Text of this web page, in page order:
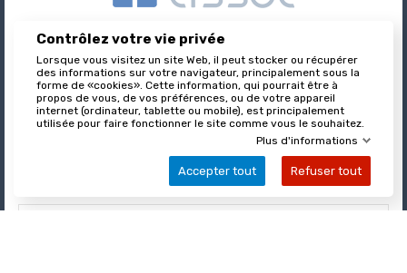
Tissot est l’éditeur des formulaires juridiques immobiliers,
nationalement reconnu et leader sur son marché.
À PROPOS DE TISSOT 
Contrôlez votre vie privée
Lorsque vous visitez un site Web, il peut stocker ou récupérer
des informations sur votre navigateur, principalement sous la
forme de «cookies». Cette information, qui pourrait être à
propos de vous, de vos préférences, ou de votre appareil
internet (ordinateur, tablette ou mobile), est principalement
utilisée pour faire fonctionner le site comme vous le souhaitez.
Plus d'informations
Accepter tout Refuser tout